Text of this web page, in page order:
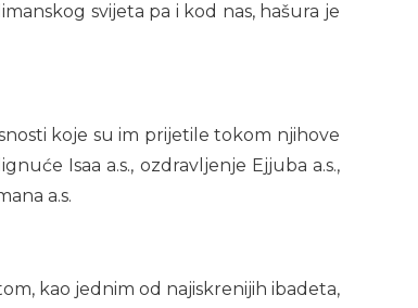
svijeta pa i kod nas, hašura je
koje su im prijetile tokom njihove
Isaa a.s., ozdravljenje Ejjuba a.s.,
a.s.
kao jednim od najiskrenijih ibadeta,